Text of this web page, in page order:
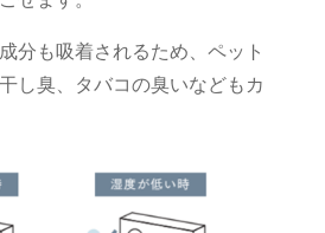
分も吸着されるため、ペット
し臭、タバコの臭いなどもカ